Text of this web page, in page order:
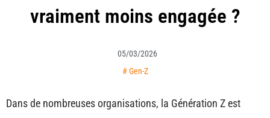
vraiment moins engagée ?
05/03/2026
# Gen-Z
Dans de nombreuses organisations, la Génération Z est